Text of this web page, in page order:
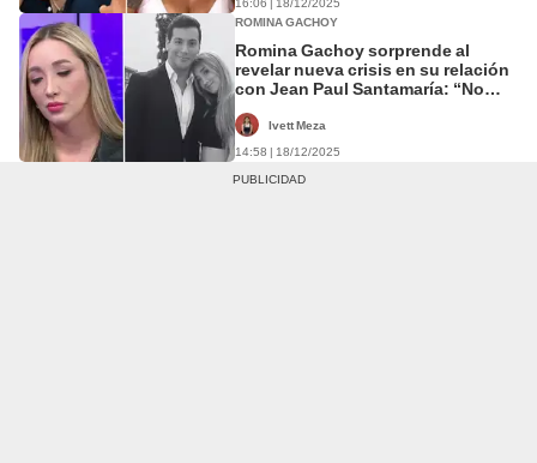
16:06 | 18/12/2025
ROMINA GACHOY
Romina Gachoy sorprende al
revelar nueva crisis en su relación
con Jean Paul Santamaría: “No
Ivett Meza
14:58 | 18/12/2025